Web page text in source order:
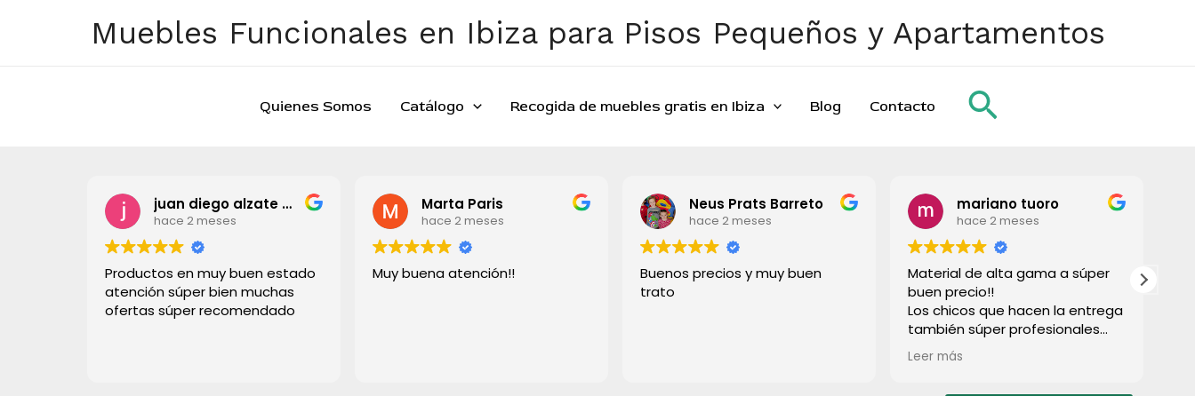
Muebles Funcionales en Ibiza para Pisos Pequeños y Apartamentos
Quienes Somos Catálogo Recogida de muebles gratis en Ibiza Blog Contacto Buscar
juan diego alzate grisales
hace 2 meses
Productos en muy buen estado
atención súper bien muchas
ofertas súper recomendado
Marta Paris
hace 2 meses
Muy buena atención!!
Neus Prats Barreto
hace 2 meses
Buenos precios y muy buen
trato
mariano tuoro
hace 2 meses
Material de alta gama a súper
buen precio!!
Los chicos que hacen la entrega
también súper profesionales
rápido e súper limpios! Lo
recomiendo a todos!
Leer más